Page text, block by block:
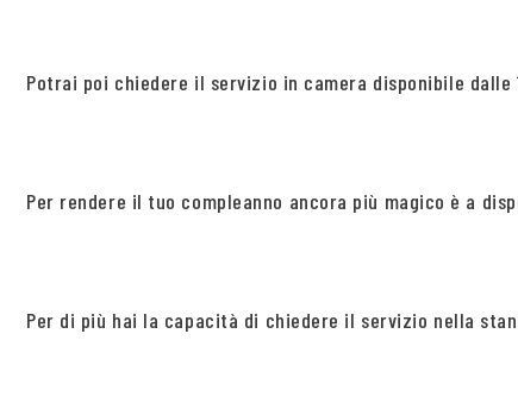
Potrai poi chiedere il servizio in camera disponibile dalle
Per rendere il tuo compleanno ancora più magico è a
Per di più hai la capacità di chiedere il servizio nella